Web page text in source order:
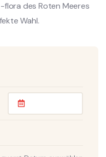
flora des Roten Meeres
Wahl.